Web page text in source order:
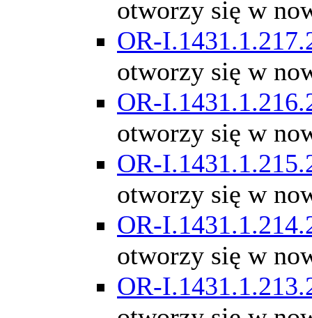
otworzy się w
OR-
otworzy się w
OR-
otworzy się w
OR-
otworzy się w
OR-
otworzy się w
OR-